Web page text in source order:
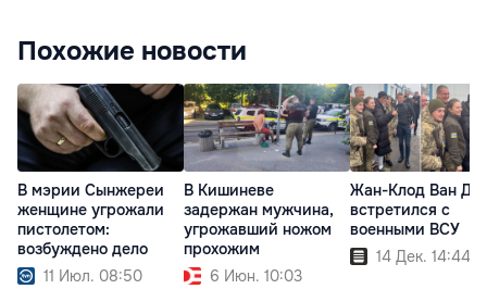
Похожие новости
В мэрии Сынжереи
женщине угрожали
пистолетом:
возбуждено дело
11 Июл. 08:50
В Кишиневе
задержан мужчина,
угрожавший ножом
прохожим
6 Июн. 10:03
Жан-Клод Ван
встретился с
военными ВСУ
14 Дек. 14:44